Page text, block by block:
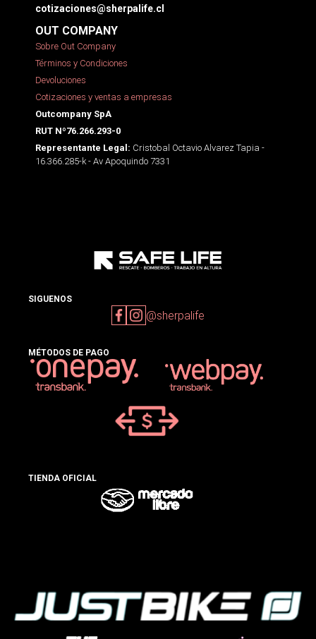
cotizaciones@sherpalife.cl
OUT COMPANY
Sobre Out Company
Términos y Condiciones
Devoluciones
Cotizaciones y ventas a empresas
Outcompany SpA
RUT Nº76.266.293-0
Representante Legal: Cristobal Octavio Alvarez Tapia -
16.366.285-k - Av Apoquindo 7331
SIGUENOS
@sherpalife
MÉTODOS DE PAGO
TIENDA OFICIAL